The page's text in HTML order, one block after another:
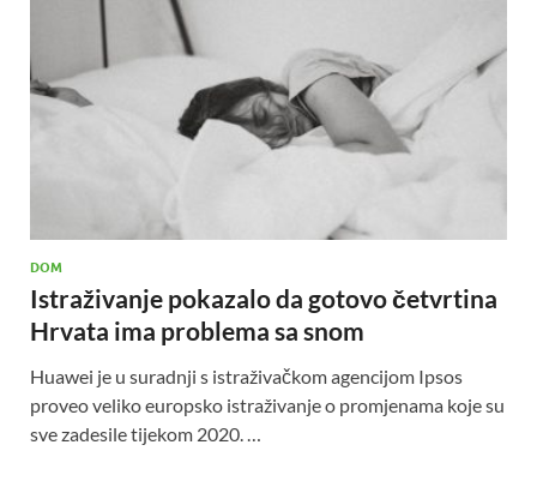
DOM
Istraživanje pokazalo da gotovo četvrtina
Hrvata ima problema sa snom
Huawei je u suradnji s istraživačkom agencijom Ipsos
proveo veliko europsko istraživanje o promjenama koje su
sve zadesile tijekom 2020. …